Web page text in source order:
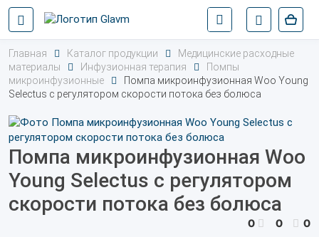
Главная Каталог продукции
Медицинские расходные
материалы
Инфузионная терапия
Помпы
микроинфузионные
Помпа микроинфузионная Woo Young
Selectus с регулятором скорости потока без болюса
Помпа микроинфузионная Woo
Young Selectus с регулятором
скорости потока без болюса
0 0
0